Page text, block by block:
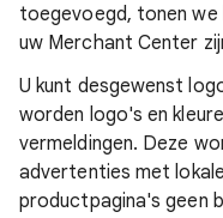
toegevoegd, tonen we
uw Merchant Center
U kunt desgewenst
worden logo's en
vermeldingen. Deze
advertenties met
productpagina's geen